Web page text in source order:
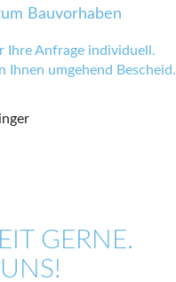
Bauvorhaben
Ihre Anfrage individuell.
Ihnen umgehend Bescheid.
GERNE.